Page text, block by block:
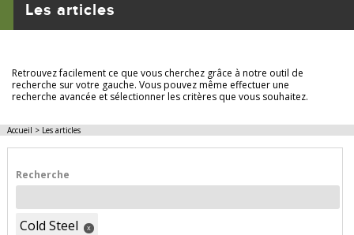
Les articles
Retrouvez facilement ce que vous cherchez grâce à notre outil de
recherche sur votre gauche. Vous pouvez même effectuer une
recherche avancée et sélectionner les critères que vous souhaitez.
Accueil > Les articles
Recherche
Cold Steel x